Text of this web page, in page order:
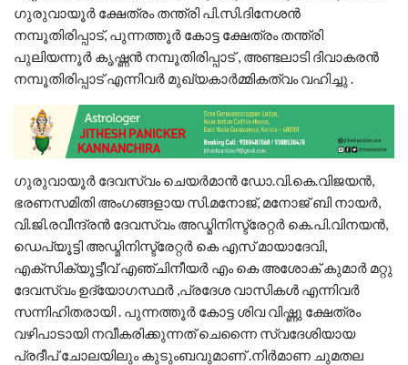
ഗുരുവായൂർ ക്ഷേത്രം തന്ത്രി പി.സി.ദിനേശൻ
നമ്പൂതിരിപ്പാട്, പുന്നത്തൂർ കോട്ട ക്ഷേത്രം തന്ത്രി
പുലിയന്നൂർ കൃഷ്ണൻ നമ്പൂതിരിപ്പാട് , അണ്ടലാടി ദിവാകരൻ
നമ്പൂതിരിപ്പാട് എന്നിവർ മുഖ്യകാർമ്മികത്വം വഹിച്ചു .
ഗുരുവായൂർ ദേവസ്വം ചെയർമാൻ ഡോ.വി.കെ.വിജയൻ,
ഭരണസമിതി അംഗങ്ങളായ സി.മനോജ്, മനോജ് ബി നായർ,
വി.ജി.രവീന്ദ്രൻ ദേവസ്വം അഡ്മിനിസ്ട്രേറ്റർ കെ.പി.വിനയൻ,
ഡെപ്യൂട്ടി അഡ്മിനിസ്ട്രേറ്റർ കെ എസ്‌ മായാദേവി,
എക്സിക്യൂട്ടീവ് എഞ്ചിനീയർ എം കെ അശോക് കുമാർ മറ്റു
ദേവസ്വം ഉദ്യോഗസ്ഥർ ,പ്രദേശ വാസികൾ എന്നിവർ
സന്നിഹിതരായി . പുന്നത്തൂർ കോട്ട ശിവ വിഷ്ണു ക്ഷേത്രം
വഴിപാടായി നവീകരിക്കുന്നത് ചെന്നൈ സ്വദേശിയായ
പ്രദീപ് ചോലയിലും കുടുംബവുമാണ് .നിർമാണ ചുമതല